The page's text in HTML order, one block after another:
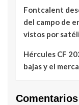
Fontcalent
del campo de
vistos por
Hércules CF
bajas y el